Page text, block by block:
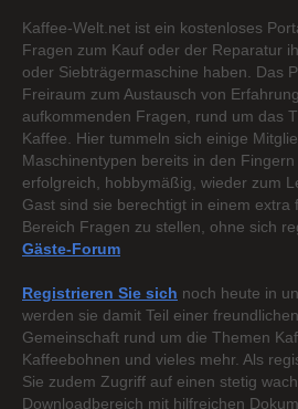
Kaffee-Welt.net ist ein kostenloses
Fragen zum Kauf oder der Reparatur
oder Siebträgermaschine haben. Das
Freiraum zum Austausch von
aufkommenden Fragen, rund um das
Kaffee. Hier tummeln sich einige
Maschinentypen bereits in den
erfolgreich, hobbymäßig, wieder zum
Gast sind sie berechtigt in einem extra
Bereich Fragen zu stellen, ohne sich
Gäste-Forum
Registrieren Sie sich noch heute in
werden sie damit Teil einer
Gemeinschaft rund um die Themen
Kaffeebohnen und vieles mehr. Als
Sie zudem Zugriff auf einen stetig
Downloadbereich mit hilfreichen